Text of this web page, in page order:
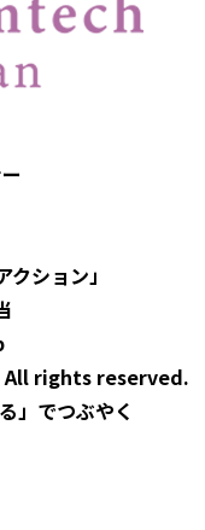
クション」
All rights reserved.
」でつぶやく